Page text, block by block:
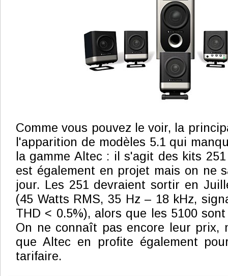
Comme vous pouvez le voir, la
l'apparition de modèles 5.1 qui
la gamme Altec : il s'agit des kits
est également en projet mais on ne
jour. Les 251 devraient sortir en
(45 Watts RMS, 35 Hz – 18 kHz,
THD < 0.5%), alors que les 5100
On ne connaît pas encore leur prix,
que Altec en profite également
tarifaire.